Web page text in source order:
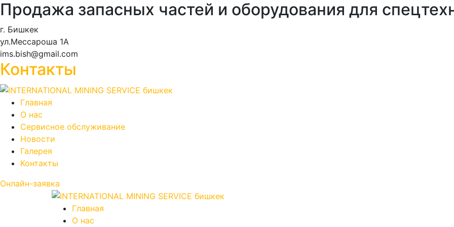
Продажа запасных частей и оборудования для
г. Бишкек
ул.Мессароша 1А
ims.bish@gmail.com
Контакты
Главная
О нас
Сервисное обслуживание
Новости
Галерея
Контакты
Онлайн-заявка
Главная
О нас